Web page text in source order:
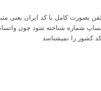
در واتساپ شماره شناخته شود چون
کشور را نمیشناسد